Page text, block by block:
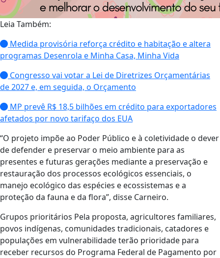
Leia Também:
Medida provisória reforça crédito e habitação e altera
programas Desenrola e Minha Casa, Minha Vida
Congresso vai votar a Lei de Diretrizes Orçamentárias
de 2027 e, em seguida, o Orçamento
MP prevê R$ 18,5 bilhões em crédito para exportadores
afetados por novo tarifaço dos EUA
“O projeto impõe ao Poder Público e à coletividade o dever
de defender e preservar o meio ambiente para as
presentes e futuras gerações mediante a preservação e
restauração dos processos ecológicos essenciais, o
manejo ecológico das espécies e ecossistemas e a
proteção da fauna e da flora”, disse Carneiro.
Grupos prioritários Pela proposta, agricultores familiares,
povos indígenas, comunidades tradicionais, catadores e
populações em vulnerabilidade terão prioridade para
receber recursos do Programa Federal de Pagamento por